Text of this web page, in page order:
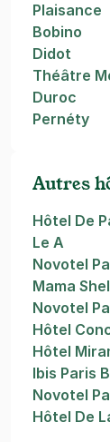
Plaisance
Bobino
Didot
Théâtre
Duroc
Pernéty
Autres
Hôtel De
Le A
Novotel
Mama
Novotel
Hôtel
Hôtel
Ibis Paris
Novotel
Hôtel De